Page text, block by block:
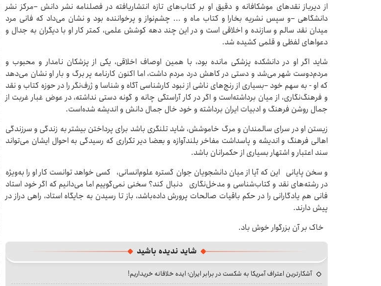
از دیرباز نقدهای موشکافانه و دقیق او بر کتاب‌های تازه انتشاریافته در فصلنامه نشر دانش –مرکز نشر
دانشگاهی –و سپس نشریه بخارا و کتاب ماه و ... چشم‌نواز و پرخواننده بود و نشان می‌داد که فانی مرد
میدان نقد سالم و سازنده و اخلاقی است و در این چند دهه کوشش علمی، کمتر کار او با دیگران به جدال و
دعواهای لفظی و قلمی کشیده شد.
شاید اگر او در دانشکده پزشکی مانده بود، با همین اوصاف اخلاقی، یکی از پزشکان نامدار و محبوب و
مردم‌دوست شهر می‌شد و دستی در کاهش درد مردم داشت، اما اکنون کارنامه پر برگ و بار او نشان می‌دهد
که او - به سهم خود –بسیاری از رنج‌های ناشی از نبود کارشناسی آگاه و شناسا و ژرف‌نگر را در حوزه کتاب و نقد
و فرهنگ‌نگاری، از میان برداشته‌است و اگر در کار آراستگی چانه و گونه دستی نداشته‌، در عوض غبار غربت از
جمال روشن فرهنگ و ادبیات ایران برداشته و خود خال جمال دانش و اندیشه شده‌است.
زیستن او در سرای سالمندان و مرگ خاموشش، شاید تلنگری باشد برای پرداختن بیشتر به زندگی و سرزندگی
اهالی فرهنگ و اندیشه و پاسداشت مفاخر بلندآوازه و بعضا دیر تکراری که رسیدگی به احوال ایشان می‌تواند
سند اعتبار و اشتهار بسیاری از حکمرانان باشد.
و سخن پایانی این که آیا از میان دانشجویان جوان گستره علوم‌انسانی، کسی خواهد توانست کار او را به‌ویژه
در رشته‌های نقد و کتاب‌شناسی و مدخل‌نگاری دنبال کند؟ سخنی نمی‌گوییم اما می‌دانیم که اگر خود استاد
فانی هم یادگارانی را در حکم باقیات صالحات پرورش داده‌باشد، باز تا رسیدن به جایگاه استاد، راهی دراز در
پیش دارند.
خاک بر آن بزرگوار خوش باد.
شاید ندیده باشید
آشکارترین اعتراف آمریکا به شکست در برابر ایران؛ ایده خلاقانه خریداریم!